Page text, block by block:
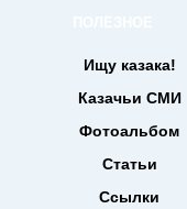
Ищу казака!
Казачьи СМИ
Фотоальбом
Статьи
Ссылки